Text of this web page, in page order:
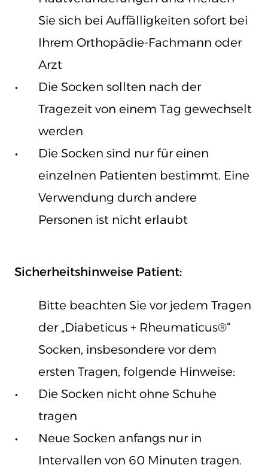
Sie sich bei Auffälligkeiten sofort bei
Ihrem Orthopädie-Fachmann oder
Arzt
Die Socken sollten nach der
Tragezeit von einem Tag gewechselt
werden
Die Socken sind nur für einen
einzelnen Patienten bestimmt. Eine
Verwendung durch andere
Personen ist nicht erlaubt
Sicherheitshinweise Patient:
Bitte beachten Sie vor jedem Tragen
der „Diabeticus + Rheumaticus®“
Socken, insbesondere vor dem
ersten Tragen, folgende Hinweise:
Die Socken nicht ohne Schuhe
tragen
Neue Socken anfangs nur in
Intervallen von 60 Minuten tragen.